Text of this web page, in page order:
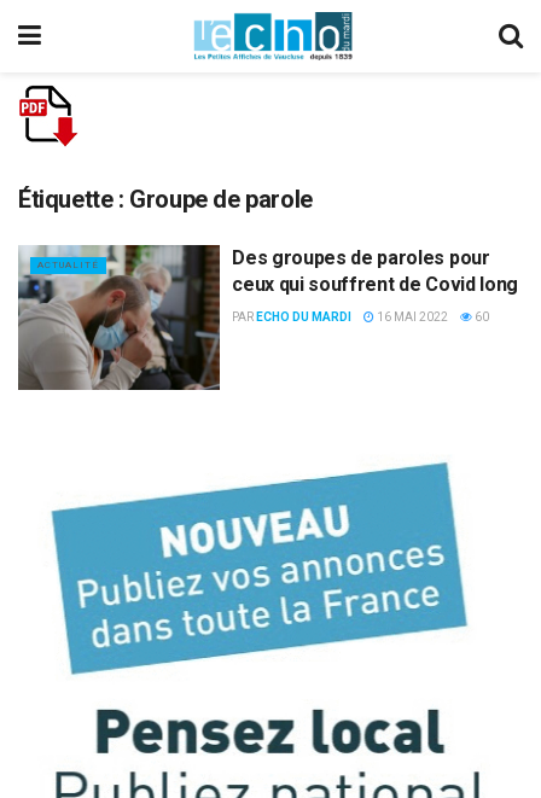
Étiquette : Groupe de parole
ACTUALITÉ
Des groupes de paroles pour
ceux qui souffrent de Covid long
PAR ECHO DU MARDI 16 MAI 2022 60